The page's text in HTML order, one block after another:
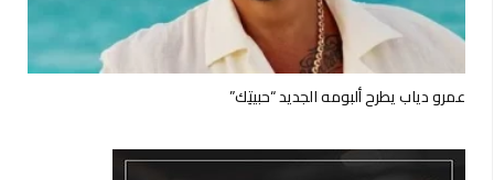
عمرو دياب يطرح ألبومه الجديد “حبيتِك”